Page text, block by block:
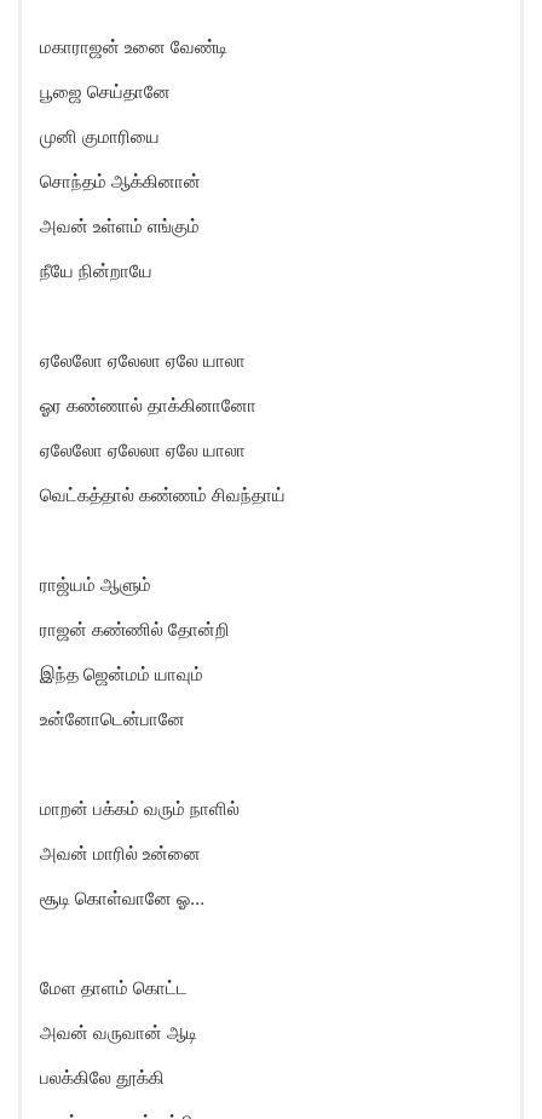
மகாராஜன் உனை வேண்டி
பூஜை செய்தானே
முனி குமாரியை
சொந்தம் ஆக்கினான்
அவன் உள்ளம் எங்கும்
நீயே நின்றாயே
ஏலேலோ ஏலேலா ஏலே யாலா
ஓர கண்ணால் தாக்கினானோ
ஏலேலோ ஏலேலா ஏலே யாலா
வெட்கத்தால் கண்ணம் சிவந்தாய்
ராஜ்யம் ஆளும்
ராஜன் கண்ணில் தோன்றி
இந்த ஜென்மம் யாவும்
உன்னோடென்பானே
மாறன் பக்கம் வரும் நாளில்
அவன் மாரில் உன்னை
சூடி கொள்வானே ஓ…
மேள தாளம் கொட்ட
அவன் வருவான் ஆடி
பலக்கிலே தூக்கி